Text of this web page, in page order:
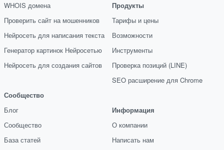
WHOIS домена
Проверить сайт на мошенников
Нейросеть для написания текста
Генератор картинок Нейросетью
Нейросеть для создания сайтов
Сообщество
Блог
Сообщество
База статей
Продукты
Тарифы и цены
Возможности
Инструменты
Проверка позиций (LINE)
SEO расширение для Chrome
Информация
О компании
Написать нам